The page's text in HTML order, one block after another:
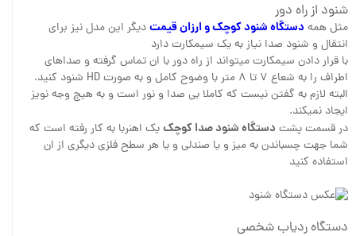
شنود از راه دور
مثل همهدستگاه شنود کوچک و ارزان قیمتدیگر این مدل نیز برای
انتقال و شنود صدا نیاز به یک سیمکارت دارد
با قرار دادن سیمکارت میتواند از راه دور با ان تماس گرفته و صداهای
اطراف را به شعاع ۷ تا ۸ متر با وضوح کامل و به صورت HD شنود کنید.
البته لازم به گفتن نیست که کاملا بی صدا و نور است و به هیچ وجه نویز
ایجاد نمیکند.
در قسمت پشت دستگاه شنود صدا کوچکیک اهنربا به کار رفته است که
شما جهت چسباندن به میز و یا صندلی و یا هر سطح فلزی دیگری از ان
استفاده کنید
دستگاه ردیاب شخصی